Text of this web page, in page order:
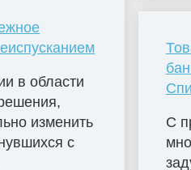
в области
изменить
с
С